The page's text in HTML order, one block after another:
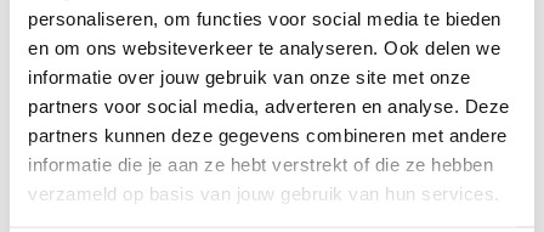
personaliseren, om functies voor social media te bieden
en om ons websiteverkeer te analyseren. Ook delen we
informatie over jouw gebruik van onze site met onze
partners voor social media, adverteren en analyse. Deze
partners kunnen deze gegevens combineren met andere
informatie die je aan ze hebt verstrekt of die ze hebben
verzameld op basis van jouw gebruik van hun services.